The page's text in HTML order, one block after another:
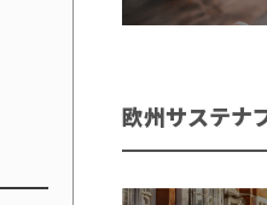
欧州サステナ